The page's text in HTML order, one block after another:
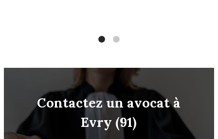
Contactez un avocat à
Evry (91)